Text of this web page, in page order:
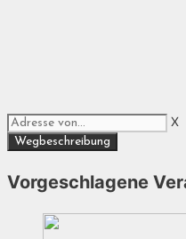
X
Vorgeschlagene